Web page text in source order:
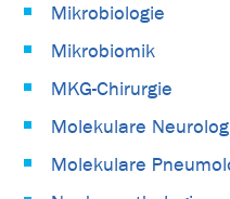
Mikrobiologie
Mikrobiomik
MKG-Chirurgie
Molekulare
Molekulare